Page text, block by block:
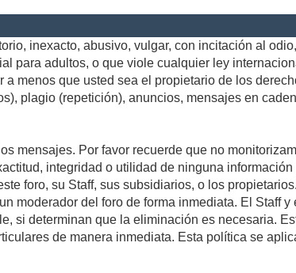
inexacto, abusivo, vulgar, con incitación al
para adultos, o que viole cualquier ley
menos que usted sea el propietario de los
plagio (repetición), anuncios, mensajes en
mensajes. Por favor recuerde que no
integridad o utilidad de ninguna información
foro, su Staff, sus subsidiarios, o los
moderador del foro de forma inmediata. El Staff y
si determinan que la eliminación es necesaria.
de manera inmediata. Esta política se